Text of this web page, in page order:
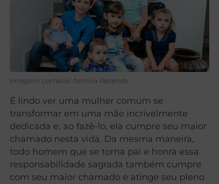
Imagem cortesia: família Rezende.
É lindo ver uma mulher comum se
transformar em uma mãe incrivelmente
dedicada e, ao fazê-lo, ela cumpre seu maior
chamado nesta vida. Da mesma maneira,
todo homem que se torna pai e honra essa
responsabilidade sagrada também cumpre
com seu maior chamado e atinge seu pleno